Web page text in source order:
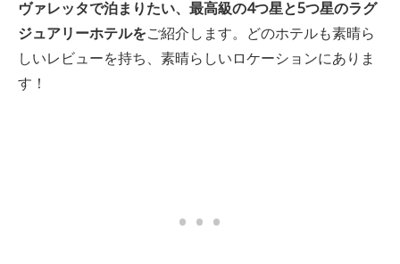
ヴァレッタで泊まりたい、最高級の4つ星と5つ星のラグ
ジュアリーホテルをご紹介します。どのホテルも素晴ら
しいレビューを持ち、素晴らしいロケーションにありま
す！